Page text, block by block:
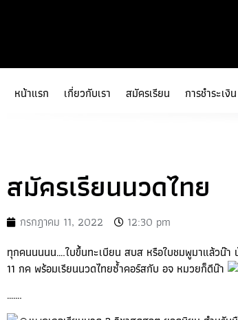
หน้าแรก เกี่ยวกับเรา สมัครเรียน การชำระเงิน
สมัครเรียนนวดไทย
กรกฎาคม 11, 2022
12:30 pm
ทุกคนนนนน….ใบขึ้นทะเบียน สบส หรือใบชมพูมาแล้วน๊า
11 กค พร้อมเรียนนวดไทยซ้ำคอร์สกับ อจ หมวยก็ดีน๊า
…….